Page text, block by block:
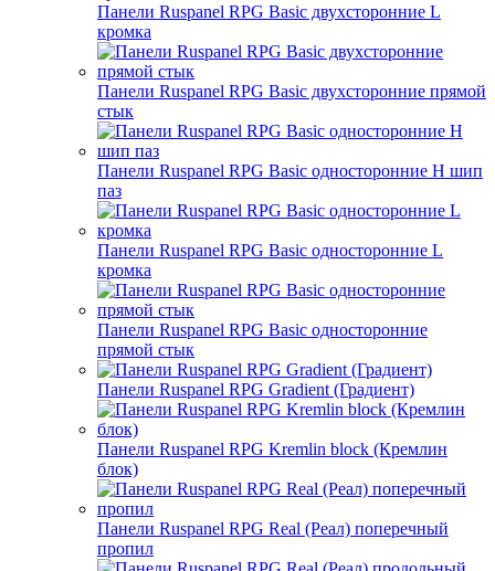
Панели Ruspanel RPG Basic двухсторонние L
кромка
Панели Ruspanel RPG Basic двухсторонние прямой
стык
Панели Ruspanel RPG Basic односторонние H шип
паз
Панели Ruspanel RPG Basic односторонние L
кромка
Панели Ruspanel RPG Basic односторонние
прямой стык
Панели Ruspanel RPG Gradient (Градиент)
Панели Ruspanel RPG Kremlin block (Кремлин
блок)
Панели Ruspanel RPG Real (Реал) поперечный
пропил